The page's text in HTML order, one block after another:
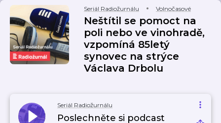
Seriál Radiožurnálu Volnočasové
Neštítil se pomoct na
poli nebo ve vinohradě,
vzpomíná 85letý
synovec na strýce
Václava Drbolu
Seriál Radiožurnálu
Poslechněte si podcast